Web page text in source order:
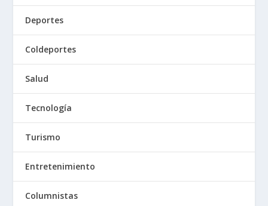
Deportes
Coldeportes
Salud
Tecnología
Turismo
Entretenimiento
Columnistas